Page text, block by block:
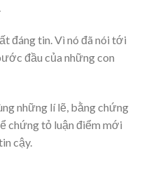
đáng tin. Vì nó đã nói tới
đầu của những con
những lí lẽ, bằng chứng
chứng tỏ luận điểm mới
cậy.